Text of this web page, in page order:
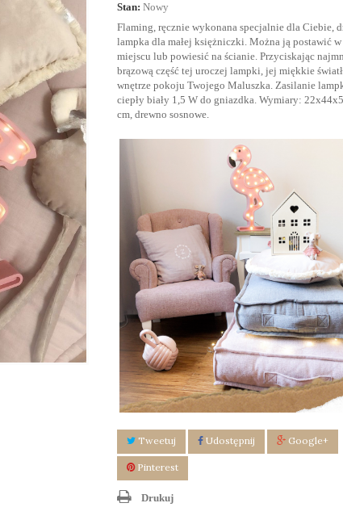
Stan: Nowy
Flaming, ręcznie wykonana specjalnie dla Ciebie,
lampka dla małej księżniczki. Można ją postawić
miejscu lub powiesić na ścianie. Przyciskając
brązową część tej uroczej lampki, jej miękkie
wnętrze pokoju Twojego Maluszka. Zasilanie
ciepły biały 1,5 W do gniazdka. Wymiary:
cm, drewno sosnowe.
Tweetuj Udostępnij Google+
Pinterest
Drukuj